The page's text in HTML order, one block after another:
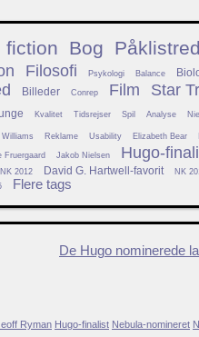
fiction Bog
Filosofi Psykologi Balance
Billeder Conrep Film Star
Kvalitet Tidsrejser Spil Analyse
Williams Reklame Usability Elizabeth Bear
Fruergaard Jakob Nielsen Hugo-
NK 2012 David G. Hartwell-favorit NK
Flere tags
De Hugo nominerede
Ryman Hugo-finalist Nebula-nomineret